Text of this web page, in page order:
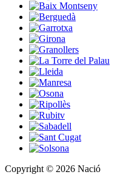
Copyright © 2026 Nació